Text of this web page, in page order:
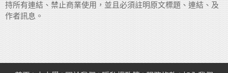
持所有連結、禁止商業使用，並且必須註明原文標題、連結、及
作者訊息。